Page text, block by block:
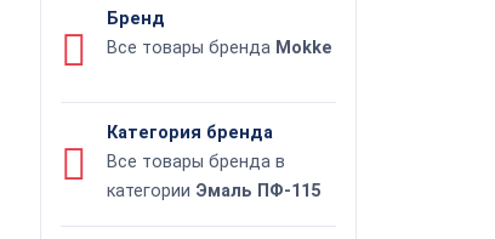
Бренд
Все товары бренда Mokke
Категория бренда
Все товары бренда в
категории Эмаль ПФ-115